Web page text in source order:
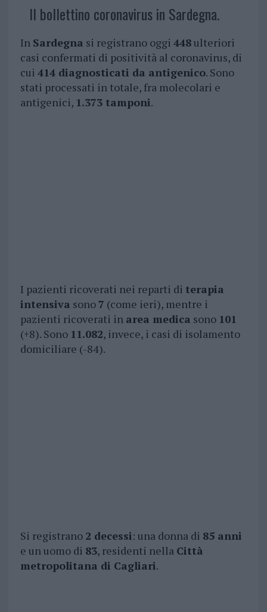
Il bollettino coronavirus in Sardegna.
In Sardegna si registrano oggi 448ulteriori
casi confermati di positività al coronavirus, di
cui 414 diagnosticati da antigenico. Sono
stati processati in totale, fra molecolari e
antigenici, 1.373 tamponi.
I pazienti ricoverati nei reparti di terapia
intensiva sono7 (come ieri), mentre i
pazienti ricoverati in area medica sono 101
(+8). Sono 11.082, invece, i casi di isolamento
domiciliare (-84).
Si registrano 2 decessi: una donna di 85 anni
e un uomo di 83, residenti nella Città
metropolitana di Cagliari.